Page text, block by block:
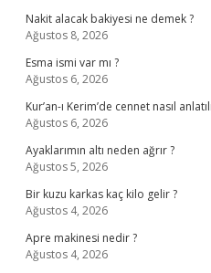
Nakit alacak bakiyesi ne demek ?
Ağustos 8, 2026
Esma ismi var mı ?
Ağustos 6, 2026
Kur’an-ı Kerim’de cennet nasıl
Ağustos 6, 2026
Ayaklarımın altı neden ağrır ?
Ağustos 5, 2026
Bir kuzu karkas kaç kilo gelir ?
Ağustos 4, 2026
Apre makinesi nedir ?
Ağustos 4, 2026